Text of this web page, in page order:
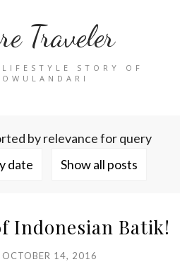
Traveler
STORY OF
by relevance for query
date Show all posts
Indonesian Batik!
OCTOBER 14, 2016